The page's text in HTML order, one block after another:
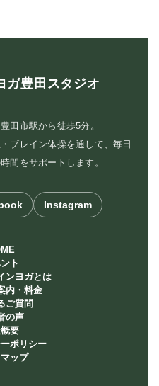
ガ豊田スタジオ
田市駅から徒歩5分。
ブレイン体操を通して、毎日
間をサポートします。
Instagram
ト
ンヨガとは
内・料金
ご質問
の声
要
ポリシー
ップ